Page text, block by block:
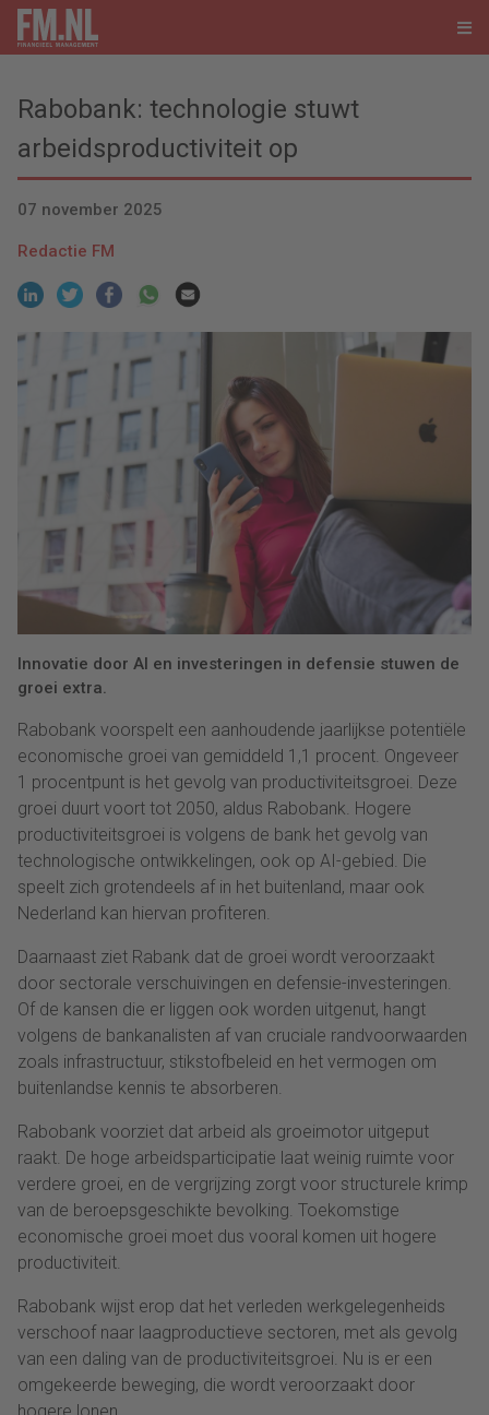
Rabobank: technologie stuwt
arbeidsproductiviteit op
07 november 2025
Redactie FM
Innovatie door AI en investeringen in defensie stuwen de
groei extra.
Rabobank voorspelt een aanhoudende jaarlijkse potentiële
economische groei van gemiddeld 1,1 procent. Ongeveer
1 procentpunt is het gevolg van productiviteitsgroei. Deze
groei duurt voort tot 2050, aldus Rabobank. Hogere
productiviteitsgroei is volgens de bank het gevolg van
technologische ontwikkelingen, ook op AI-gebied. Die
speelt zich grotendeels af in het buitenland, maar ook
Nederland kan hiervan profiteren.
Daarnaast ziet Rabank dat de groei wordt veroorzaakt
door sectorale verschuivingen en defensie-investeringen.
Of de kansen die er liggen ook worden uitgenut, hangt
volgens de bankanalisten af van cruciale randvoorwaarden
zoals infrastructuur, stikstofbeleid en het vermogen om
buitenlandse kennis te absorberen.
Rabobank voorziet dat arbeid als groeimotor uitgeput
raakt. De hoge arbeidsparticipatie laat weinig ruimte voor
verdere groei, en de vergrijzing zorgt voor structurele krimp
van de beroepsgeschikte bevolking. Toekomstige
economische groei moet dus vooral komen uit hogere
productiviteit.
Rabobank wijst erop dat het verleden werkgelegenheids
verschoof naar laagproductieve sectoren, met als gevolg
van een daling van de productiviteitsgroei. Nu is er een
omgekeerde beweging, die wordt veroorzaakt door